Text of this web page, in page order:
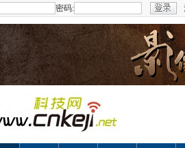
密码: